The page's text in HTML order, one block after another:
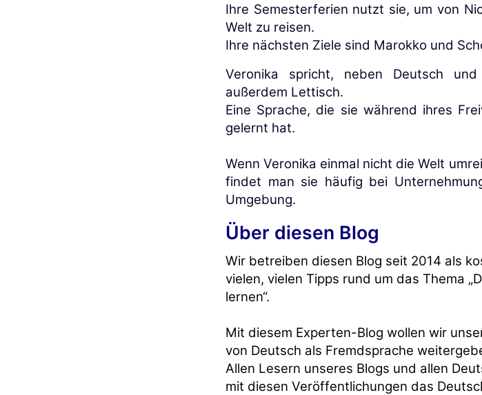
Ihre Semesterferien nutzt sie, um von
Welt zu reisen.
Ihre nächsten Ziele sind Marokko und
Veronika spricht, neben Deutsch
außerdem Lettisch.
Eine Sprache, die sie während ihres
gelernt hat.
Wenn Veronika einmal nicht die Welt
findet man sie häufig bei
Umgebung.
Über diesen Blog
Wir betreiben diesen Blog seit 2014 als
vielen, vielen Tipps rund um das Thema
lernen“.
Mit diesem Experten-Blog wollen wir
von Deutsch als Fremdsprache
Allen Lesern unseres Blogs und allen
mit diesen Veröffentlichungen das